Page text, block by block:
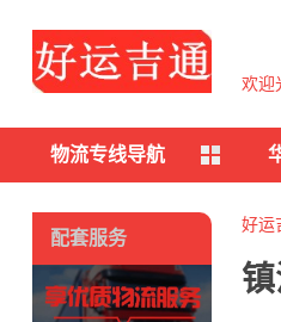
欢迎
物流专线导航
好运
配套服务